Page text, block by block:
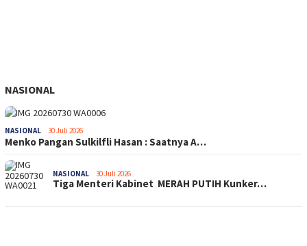
NASIONAL
NASIONAL 30 Juli 2026
Menko Pangan Sulkilfli Hasan : Saatnya A…
NASIONAL 30 Juli 2026
Tiga Menteri Kabinet MERAH PUTIH Kunker…